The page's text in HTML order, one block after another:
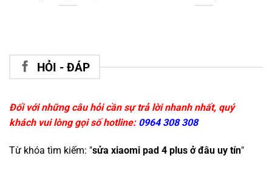
HỎI - ĐÁP
Đối với những câu hỏi cần sự trả lời nhanh nhất, quý
khách vui lòng gọi số hotline: 0964 308 308
Từ khóa tìm kiếm: "sửa xiaomi pad 4 plus ở đâu uy tín"